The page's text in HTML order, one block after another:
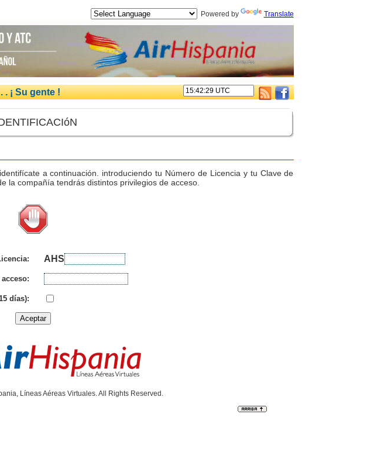
Powered by Translate
. ¡ Su gente !
a continuación. introduciendo tu Número de Licencia y tu Clave de
la compañía tendrás distintos privilegios de acceso.
AHS
días):
Líneas Aéreas Virtuales. All Rights Reserved.